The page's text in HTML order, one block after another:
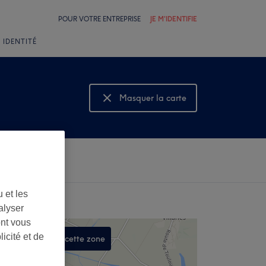
POUR VOTRE ENTREPRISE JE M'IDENTIFIE
IDENTITÉ
Masquer la carte
Montrer la carte
dans cette zone
et les
vous
et de